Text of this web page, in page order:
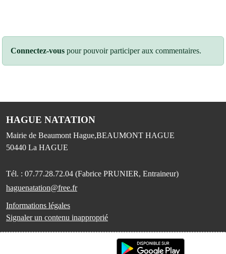
Connectez-vous pour pouvoir participer aux commentaires.
HAGUE NATATION
Mairie de Beaumont Hague,BEAUMONT HAGUE
50440 La HAGUE
Tél. : 07.77.28.72.04 (Fabrice PRUNIER, Entraineur)
haguenatation@free.fr
Informations légales
Signaler un contenu inapproprié